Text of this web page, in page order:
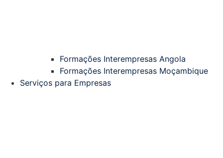
Formações Interempresas Angola
Formações Interempresas Moçambique
Serviços para Empresas